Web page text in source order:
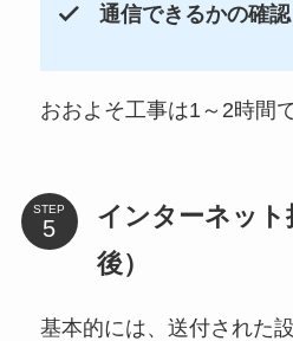
通信できるかの確認
おおよそ工事は1～2時間
STEP
インターネット
後）
基本的には、送付された